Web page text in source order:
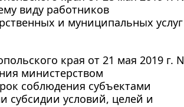
виду работников
и муниципальных услуг
края от 21 мая 2019 г. N
министерством
соблюдения субъектами
субсидии условий, целей и